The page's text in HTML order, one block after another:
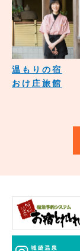
温もりの宿
おけ庄旅館